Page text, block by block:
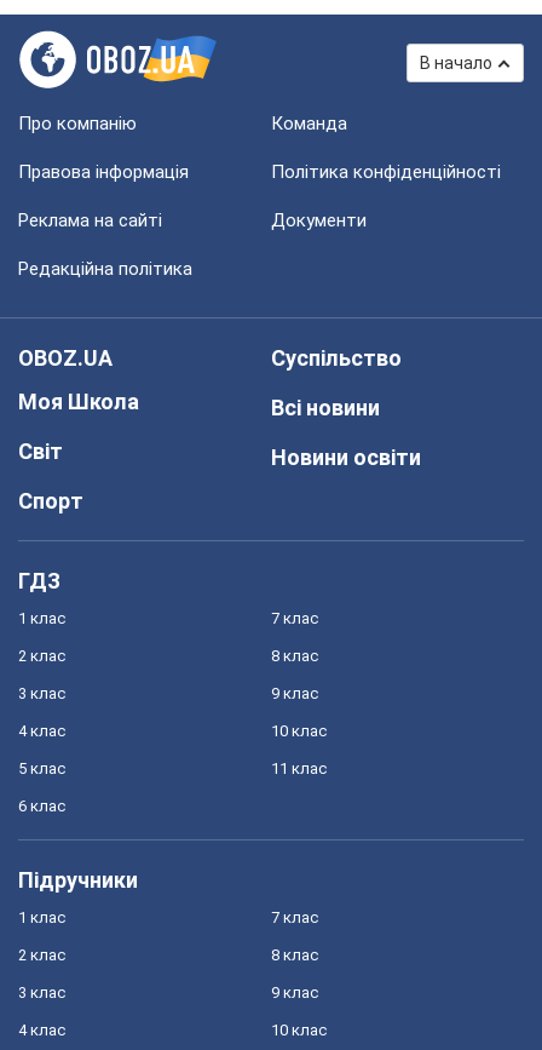
В начало
Про компанію Команда
Правова інформація Політика конфіденційності
Реклама на сайті Документи
Редакційна політика
OBOZ.UA
Моя Школа
Світ
Спорт
Суспільство
Всі новини
Новини освіти
ГДЗ
1 клас
2 клас
3 клас
4 клас
5 клас
6 клас
7 клас
8 клас
9 клас
10 клас
11 клас
Підручники
1 клас
2 клас
3 клас
4 клас
7 клас
8 клас
9 клас
10 клас